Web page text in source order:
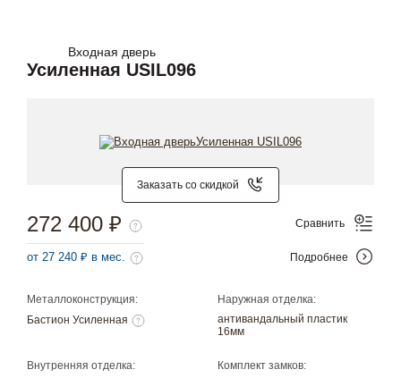
Входная дверь
Усиленная USIL096
Заказать со скидкой
Металлоконструкция:
Бастион Усиленная
Наружная отделка:
антивандальный пластик
16мм
Внутренняя отделка:
Комплект замков:
272 400 ₽
от 27 240 ₽ в мес.
Сравнить
Подробнее